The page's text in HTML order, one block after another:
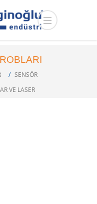
SENSÖR
VE LASER